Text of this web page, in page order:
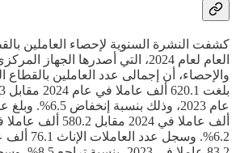
كشفت النشرة السنوية لإحصاء العاملين
العام لعام 2024، التي أصدرها الجهاز
والإحصاء، أن إجمالى عدد العاملين بالقطاع